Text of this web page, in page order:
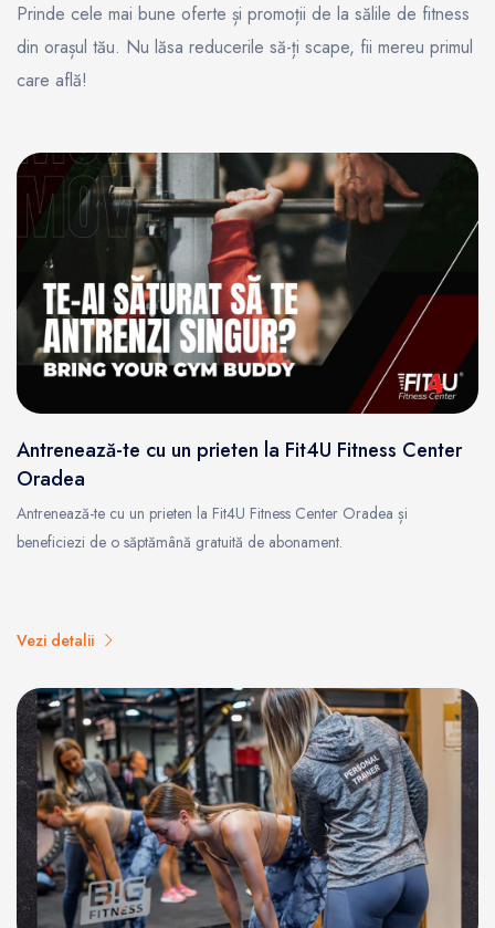
Prinde cele mai bune oferte și promoții de la sălile de fitness
din orașul tău. Nu lăsa reducerile să-ți scape, fii mereu primul
care află!
Antrenează-te cu un prieten la Fit4U Fitness Center
Oradea
Antrenează-te cu un prieten la Fit4U Fitness Center Oradea și
beneficiezi de o săptămână gratuită de abonament.
Vezi detalii